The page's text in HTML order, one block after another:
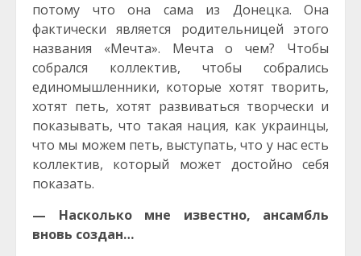
потому что она сама из Донецка. Она
фактически является родительницей этого
названия «Мечта». Мечта о чем? Чтобы
собрался коллектив, чтобы собрались
единомышленники, которые хотят творить,
хотят петь, хотят развиваться творчески и
показывать, что такая нация, как украинцы,
что мы можем петь, выступать, что у нас есть
коллектив, который может достойно себя
показать.
— Насколько мне известно, ансамбль
вновь создан…